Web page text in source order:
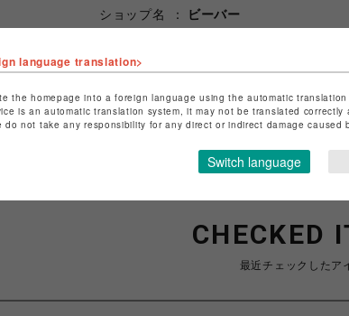
ショップ名
ビーバー
特定商取引法など法令に基づく表記はこ
ショップお問い合わせは こちら
CHECKED
最近チェックしたア
language translation>
the homepage into a foreign language using the automatic translation
is an automatic translation system, it may not be translated
do not take any responsibility for any direct or indirect damage
Switch language